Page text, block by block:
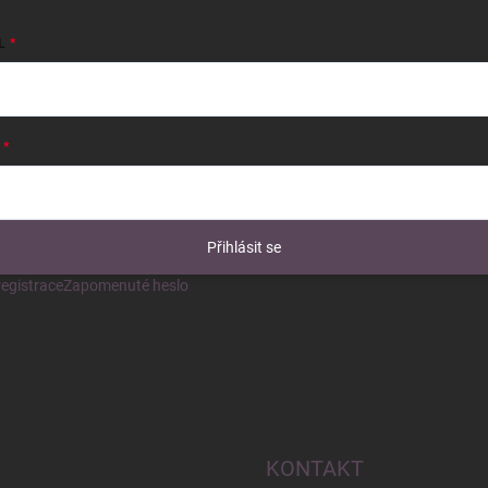
Přihlásit se
Zapomenuté heslo
KONTAKT